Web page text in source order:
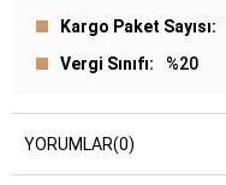
Kargo Paket Sayısı
Vergi Sınıfı
%20
YORUMLAR(0)